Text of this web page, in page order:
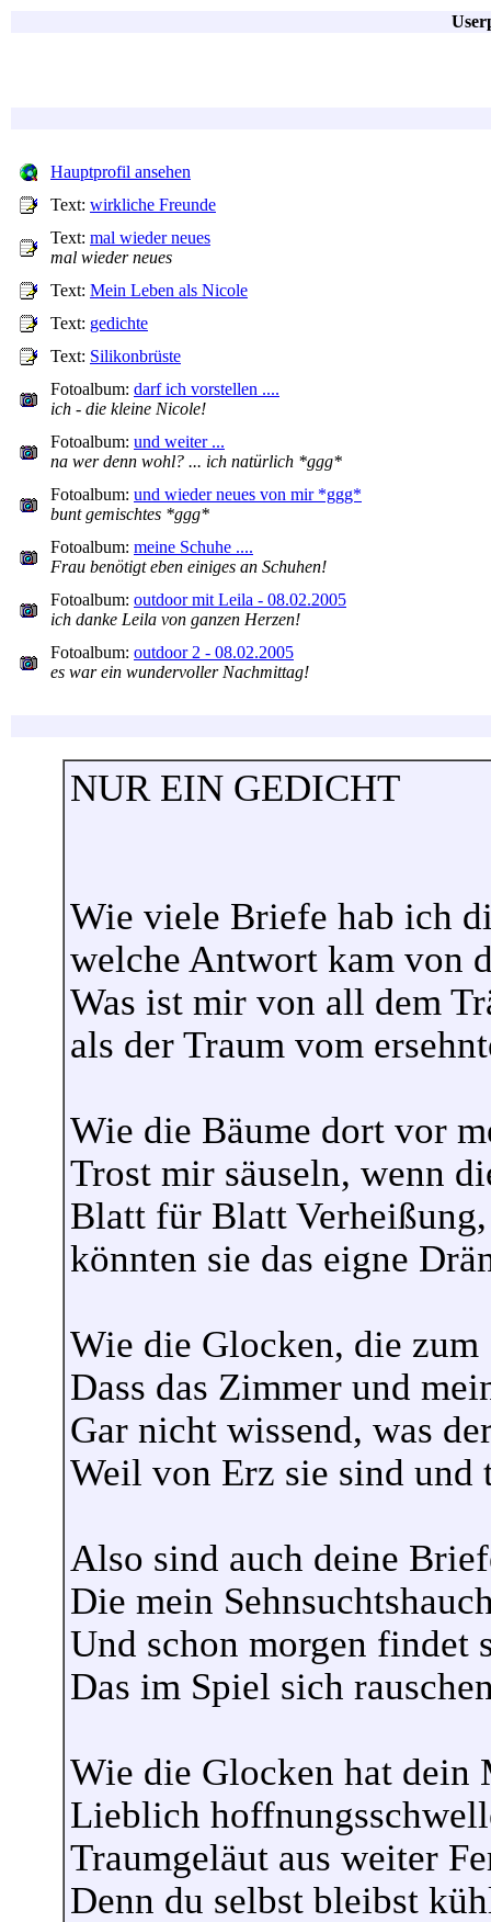
Hauptprofil ansehen
Text: wirkliche Freunde
Text: mal wieder neues
mal wieder neues
Text: Mein Leben als Nicole
Text: gedichte
Text: Silikonbrüste
Fotoalbum: darf ich vorstellen ....
ich - die kleine Nicole!
Fotoalbum: und weiter ...
na wer denn wohl? ... ich natürlich *ggg*
Fotoalbum: und wieder neues von mir *ggg*
bunt gemischtes *ggg*
Fotoalbum: meine Schuhe ....
Frau benötigt eben einiges an Schuhen!
Fotoalbum: outdoor mit Leila - 08.02.2005
ich danke Leila von ganzen Herzen!
Fotoalbum: outdoor 2 - 08.02.2005
es war ein wundervoller Nachmittag!
NUR EIN GEDICHT
Wie viele Briefe hab ich
welche Antwort kam von
Was ist mir von all dem
als der Traum vom
Wie die Bäume dort vor
Trost mir säuseln, wenn
Blatt für Blatt
könnten sie das eigne
Wie die Glocken, die
Dass das Zimmer und
Gar nicht wissend, was
Weil von Erz sie sind und
Also sind auch deine
Die mein
Und schon morgen findet
Das im Spiel sich
Wie die Glocken hat dein
Lieblich
Traumgeläut aus weiter
Denn du selbst bleibst